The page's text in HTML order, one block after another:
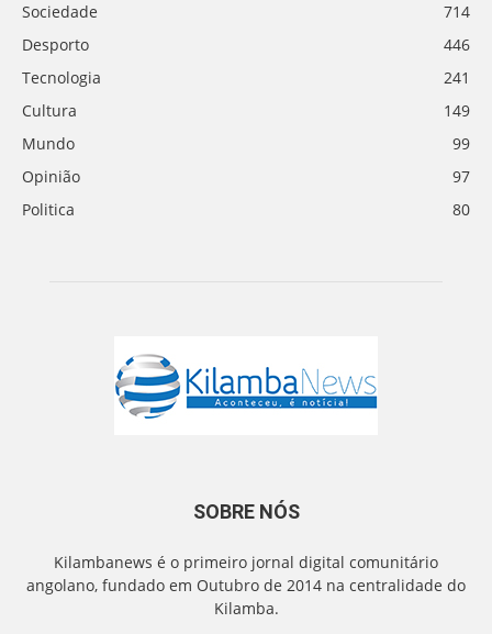
Sociedade
714
Desporto
446
Tecnologia
241
Cultura
149
Mundo
99
Opinião
97
Politica
80
SOBRE NÓS
Kilambanews é o primeiro jornal digital comunitário
angolano, fundado em Outubro de 2014 na centralidade do
Kilamba.